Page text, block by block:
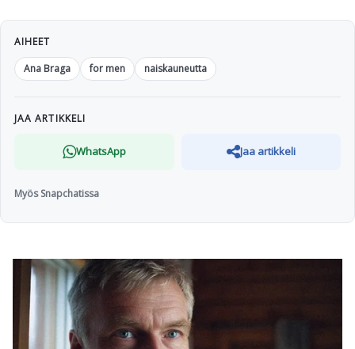
AIHEET
Ana Braga
for men naiskauneutta
JAA ARTIKKELI
WhatsApp Jaa artikkeli
Myös Snapchatissa